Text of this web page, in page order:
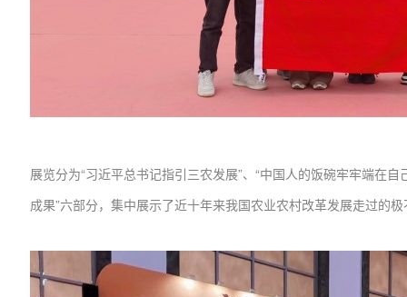
展览分为“习近平总书记指引三农发展”、“中国人的饭碗牢牢端在
成果”六部分，集中展示了近十年来我国农业农村改革发展走过的